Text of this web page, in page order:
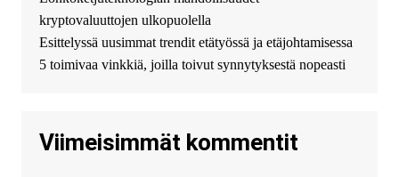
можете получить
финансирование в долг без
избыточных вопросов и
документов? Тогда обратитесь
guest_4889 :Cmon Suomi 👏
kryptovaluuttojen ulkopuolella
Esittelyssä uusimmat trendit etätyössä ja etäjohtamisessa
5 toimivaa vinkkiä, joilla toivut synnytyksestä nopeasti
Viimeisimmät kommentit